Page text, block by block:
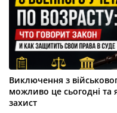
Виключення з
можливо це сьогодні та
захист